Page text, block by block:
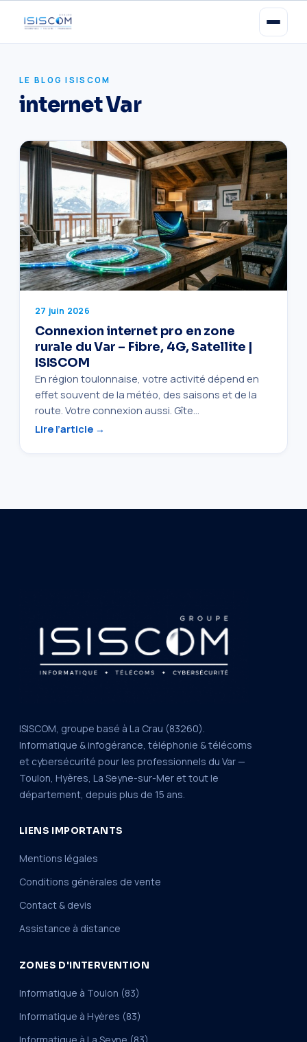
LE BLOG ISISCOM
internet Var
27 juin 2026
Connexion internet pro en zone
rurale du Var – Fibre, 4G, Satellite |
ISISCOM
En région toulonnaise, votre activité dépend en
effet souvent de la météo, des saisons et de la
route. Votre connexion aussi. Gîte…
Lire l’article →
ISISCOM, groupe basé à La Crau (83260).
Informatique & infogérance, téléphonie & télécoms
et cybersécurité pour les professionnels du Var —
Toulon, Hyères, La Seyne-sur-Mer et tout le
département, depuis plus de 15 ans.
LIENS IMPORTANTS
Mentions légales
Conditions générales de vente
Contact & devis
Assistance à distance
ZONES D'INTERVENTION
Informatique à Toulon (83)
Informatique à Hyères (83)